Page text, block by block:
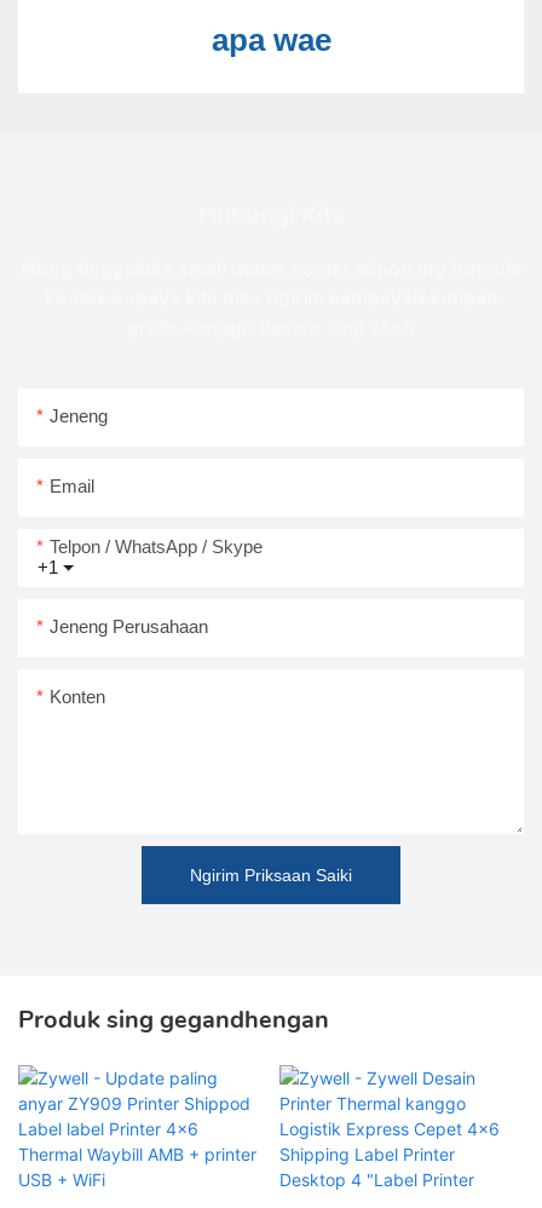
apa wae
Jeneng
Email
+1
Telpon / WhatsApp / Skype
Jeneng Perusahaan
Konten
Ngirim Priksaan Saiki
Produk sing gegandhengan